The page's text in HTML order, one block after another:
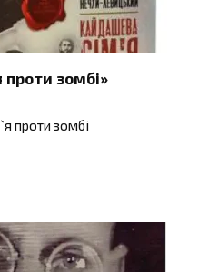
зомбі»
проти зомбі